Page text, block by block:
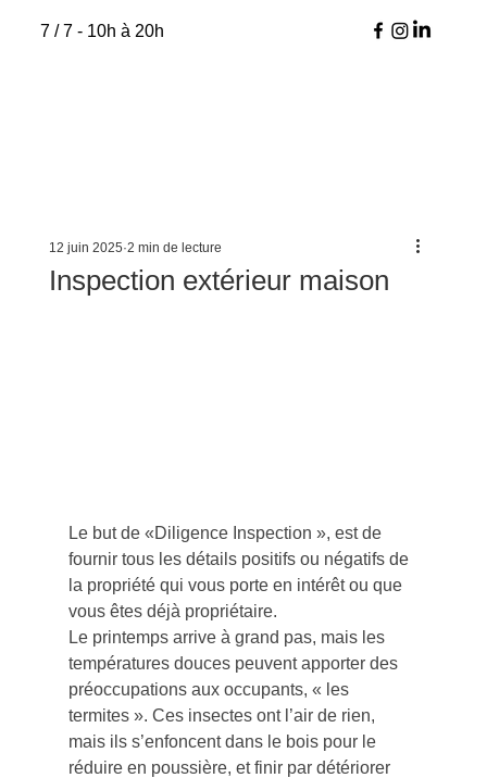
7 / 7 - 10h à 20h
Inspection extérieur maison
12 juin 2025 2 min de lecture
Le but de «Diligence Inspection », est de
fournir tous les détails positifs ou négatifs de
la propriété qui vous porte en intérêt ou que
vous êtes déjà propriétaire.
Le printemps arrive à grand pas, mais les
températures douces peuvent apporter des
préoccupations aux occupants, « les
termites ». Ces insectes ont l’air de rien,
mais ils s’enfoncent dans le bois pour le
réduire en poussière, et finir par détériorer